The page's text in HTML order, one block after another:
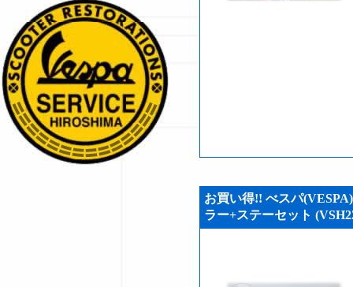
お買い得!! べスパ
ラー+ステーセット